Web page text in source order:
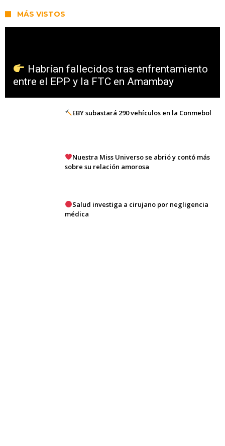
MÁS VISTOS
Habrían fallecidos tras enfrentamiento
entre el EPP y la FTC en Amambay
EBY subastará 290 vehículos en la Conmebol
Nuestra Miss Universo se abrió y contó más
sobre su relación amorosa
Salud investiga a cirujano por negligencia
médica